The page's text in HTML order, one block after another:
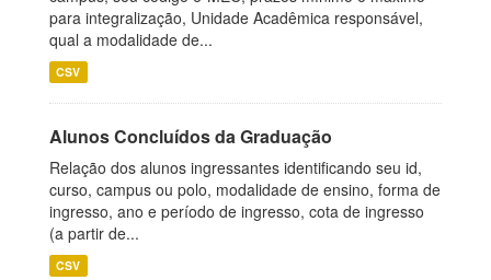
para integralização, Unidade Acadêmica responsável,
qual a modalidade de...
CSV
Alunos Concluídos da Graduação
Relação dos alunos ingressantes identificando seu id,
curso, campus ou polo, modalidade de ensino, forma de
ingresso, ano e período de ingresso, cota de ingresso
(a partir de...
CSV